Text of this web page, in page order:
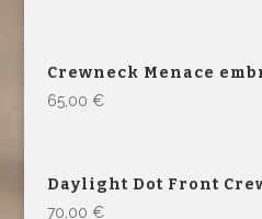
Crewneck Menace
65,00 €
Daylight Dot Front
70,00 €